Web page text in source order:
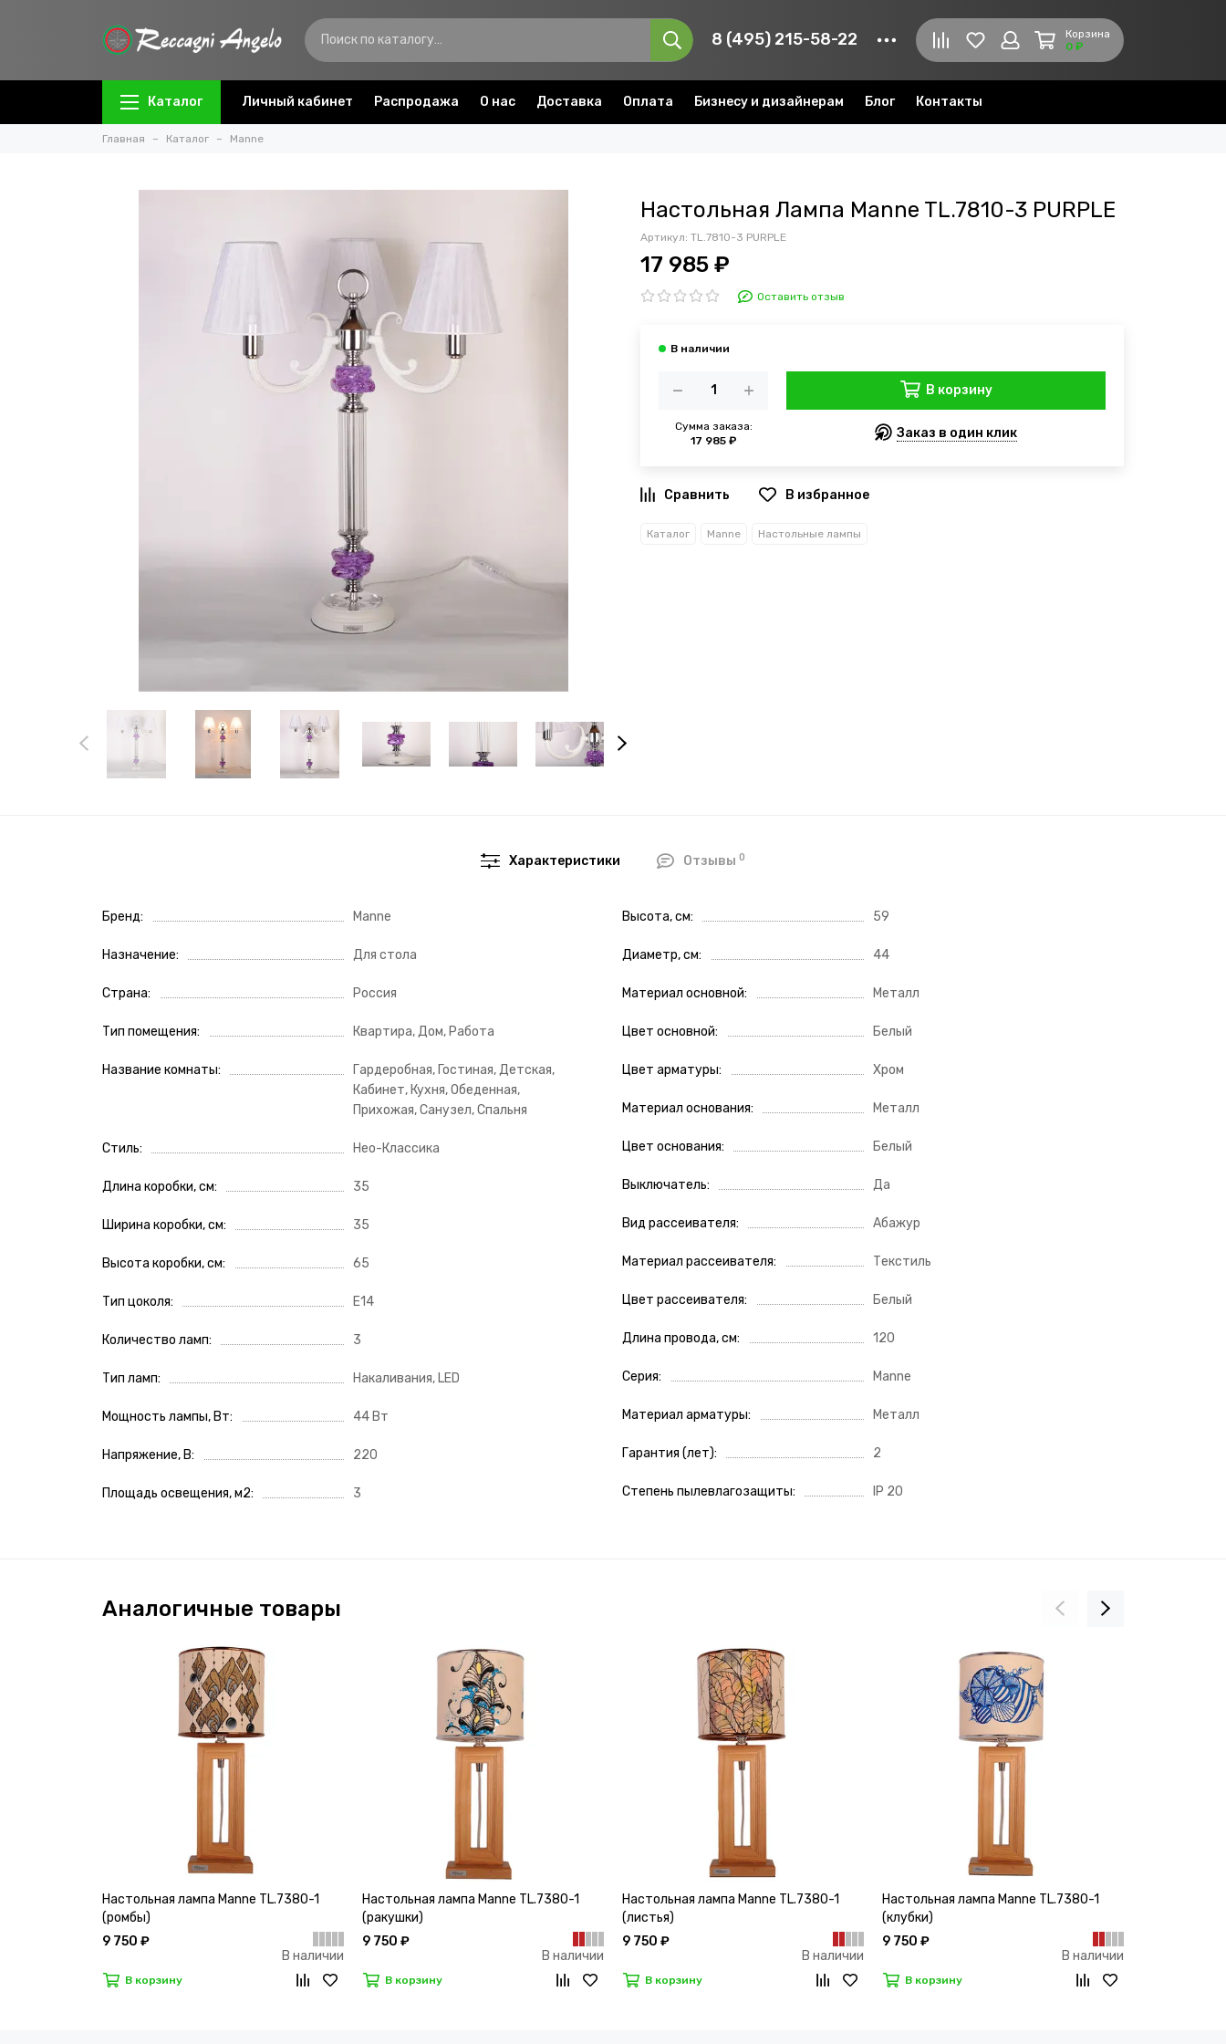
8 (495) 215-58-22
Корзина
0 ₽
Каталог Личный кабинет Распродажа О нас Доставка Оплата Бизнесу и дизайнерам Блог Контакты
Главная Каталог Manne
Настольная Лампа Manne TL.7810-3 PURPLE
Артикул: TL.7810-3 PURPLE
17 985 ₽
Оставить отзыв
Сумма заказа:
17 985 ₽
В корзину
Заказ в один клик
В избранное
Каталог Manne Настольные лампы
Характеристики Отзывы 0
Бренд Manne
Назначение Для стола
Страна Россия
Тип помещения Квартира, Дом, Работа
Название комнаты
Гардеробная, Гостиная, Детская,
Кабинет, Кухня, Обеденная,
Прихожая, Санузел, Спальня
Стиль Нео-Классика
Длина коробки, см 35
Ширина коробки, см 35
Высота коробки, см 65
Тип цоколя E14
Количество ламп 3
Тип ламп Накаливания, LED
Мощность лампы, Вт 44 Вт
Напряжение, В 220
Площадь освещения, м2 3
Высота, см 59
Диаметр, см 44
Материал основной Металл
Цвет основной Белый
Цвет арматуры Хром
Материал основания Металл
Цвет основания Белый
Выключатель Да
Вид рассеивателя Абажур
Материал рассеивателя Текстиль
Цвет рассеивателя Белый
Длина провода, см 120
Серия Manne
Материал арматуры Металл
Гарантия (лет) 2
Степень пылевлагозащиты IP 20
Аналогичные товары
Настольная лампа Manne TL.7380-1
(ромбы)
9 750 ₽
В наличии
В корзину
Настольная лампа Manne TL.7380-1
(ракушки)
9 750 ₽
В наличии
В корзину
Настольная лампа Manne TL.7380-1
(листья)
9 750 ₽
В наличии
В корзину
Настольная лампа Manne TL.7380-1
(клубки)
9 750 ₽
В наличии
В корзину